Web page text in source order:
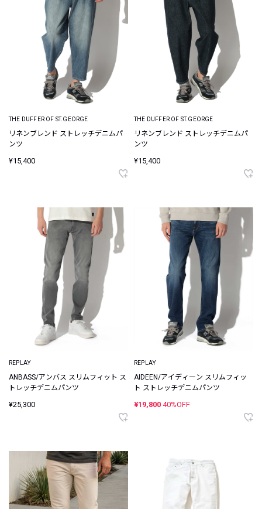
THE DUFFER OF ST.GEORGE
リネンブレンド ストレッチデニムパ
ンツ
¥15,400
THE DUFFER OF ST.GEORGE
リネンブレンド ストレッチデニムパ
ンツ
¥15,400
REPLAY
ANBASS/アンバス スリムフィット ス
トレッチデニムパンツ
¥25,300
REPLAY
AIDEEN/アイディーン スリムフィッ
ト ストレッチデニムパンツ
¥19,800 40%OFF